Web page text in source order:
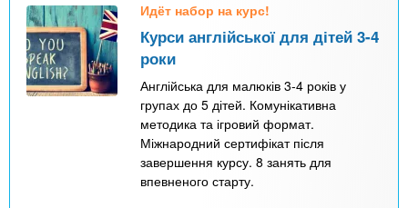
Идёт набор на курс!
Курси англійської для дітей 3-4
роки
Англійська для малюків 3-4 років у
групах до 5 дітей. Комунікативна
методика та ігровий формат.
Міжнародний сертифікат після
завершення курсу. 8 занять для
впевненого старту.